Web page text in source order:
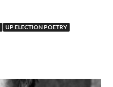
UP ELECTION POETRY